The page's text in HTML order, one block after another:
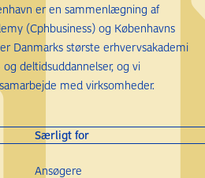
er en sammenlægning af
(Cphbusiness) og Københavns
Danmarks største erhvervsakademi
deltidsuddannelser, og vi
med virksomheder.
Særligt for
Ansøgere